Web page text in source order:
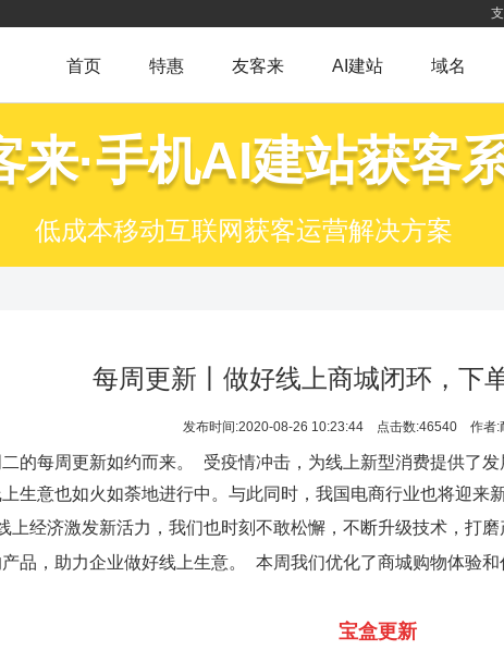
首页 特惠 友客来 AI建站 域名
来·手机AI建站获客
低成本移动互联网获客运营解决方案
每周更新丨做好线上商城闭环，下
发布时间:2020-08-26 10:23:44 点击数:46540 作者:
的每周更新如约而来。
受疫情冲击，为线上新型消费提供了
生意也如火如荼地进行中。与此同时，我国电商行业也将迎来
上经济激发新活力，我们也时刻不敢松懈，不断升级技术，打
品，助力企业做好线上生意。
本周我们优化了商城购物体验
宝盒更新